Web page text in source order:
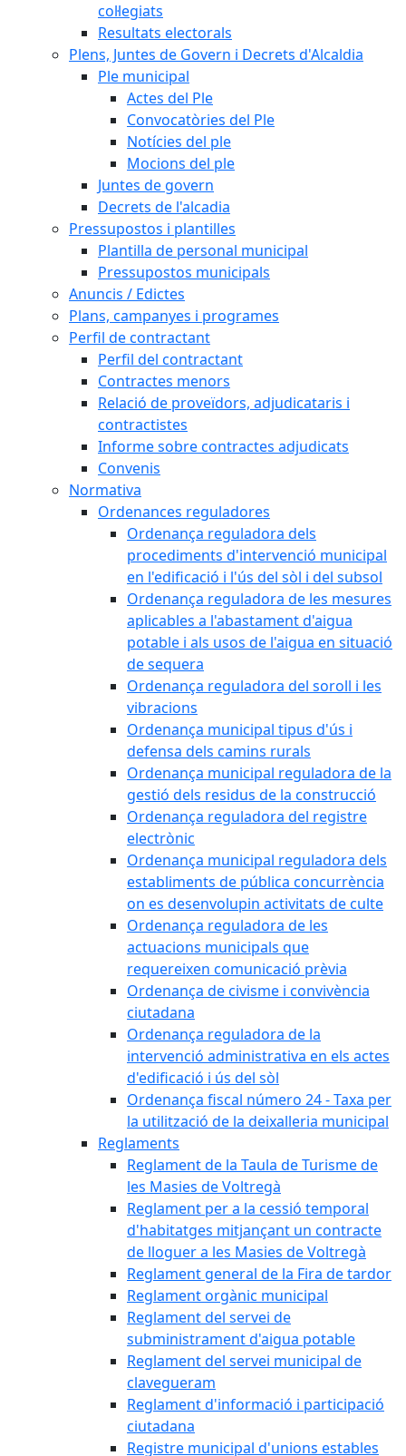
col·legiats
Resultats electorals
Plens, Juntes de Govern i Decrets d'Alcaldia
Ple municipal
Actes del Ple
Convocatòries del Ple
Notícies del ple
Mocions del ple
Juntes de govern
Decrets de l'alcadia
Pressupostos i plantilles
Plantilla de personal municipal
Pressupostos municipals
Anuncis / Edictes
Plans, campanyes i programes
Perfil de contractant
Perfil del contractant
Contractes menors
Relació de proveïdors, adjudicataris i
contractistes
Informe sobre contractes adjudicats
Convenis
Normativa
Ordenances reguladores
Ordenança reguladora dels
procediments d'intervenció municipal
en l'edificació i l'ús del sòl i del subsol
Ordenança reguladora de les mesures
aplicables a l'abastament d'aigua
potable i als usos de l'aigua en situació
de sequera
Ordenança reguladora del soroll i les
vibracions
Ordenança municipal tipus d'ús i
defensa dels camins rurals
Ordenança municipal reguladora de la
gestió dels residus de la construcció
Ordenança reguladora del registre
electrònic
Ordenança municipal reguladora dels
establiments de pública concurrència
on es desenvolupin activitats de culte
Ordenança reguladora de les
actuacions municipals que
requereixen comunicació prèvia
Ordenança de civisme i convivència
ciutadana
Ordenança reguladora de la
intervenció administrativa en els actes
d'edificació i ús del sòl
Ordenança fiscal número 24 - Taxa per
la utilització de la deixalleria municipal
Reglaments
Reglament de la Taula de Turisme de
les Masies de Voltregà
Reglament per a la cessió temporal
d'habitatges mitjançant un contracte
de lloguer a les Masies de Voltregà
Reglament general de la Fira de tardor
Reglament orgànic municipal
Reglament del servei de
subministrament d'aigua potable
Reglament del servei municipal de
clavegueram
Reglament d'informació i participació
ciutadana
Registre municipal d'unions estables